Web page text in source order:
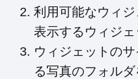
利用可能なウィ
表示するウィジェ
ウィジェットの
る写真のフォルダ